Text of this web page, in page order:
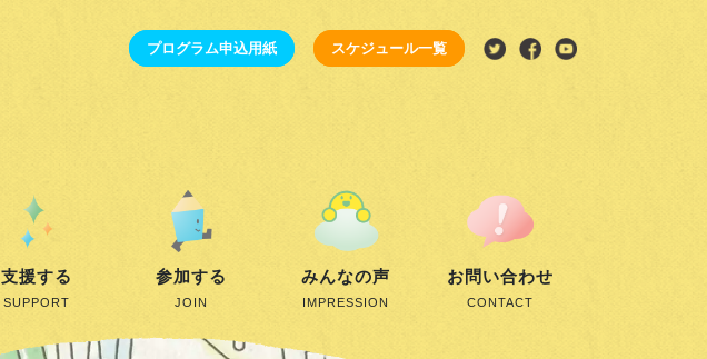
プログラム申込用紙 スケジュール一覧
支援する
SUPPORT
参加する
JOIN
みんなの声
IMPRESSION
お問い合わせ
CONTACT